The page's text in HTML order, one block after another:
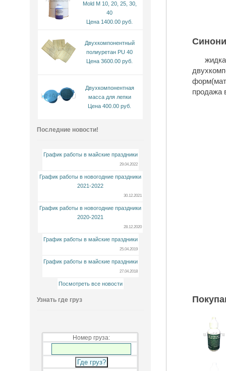
продажа
Mold M 10, 20, 25, 30,
40
Цена 1400.00 руб.
Двухкомпонентный
полиуретан PU 40
Цена 3600.00 руб.
Двухкомпонентная
масса для лепки
Цена 400.00 руб.
Последние новости!
График работы в майские праздники
29.04.2022
График работы в новогодние праздники
2021-2022
30.12.2021
График работы в новогодние праздники
2020-2021
28.12.2020
График работы в майские праздники
25.04.2019
График работы в майские праздники
27.04.2018
Посмотреть все новости
Узнать где груз
Номер груза: